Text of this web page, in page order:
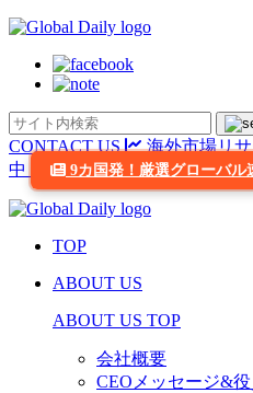
CONTACT US 海外市場リ
中
9カ国発！厳選グローバル
TOP
ABOUT US
ABOUT US TOP
会社概要
CEOメッセージ&役